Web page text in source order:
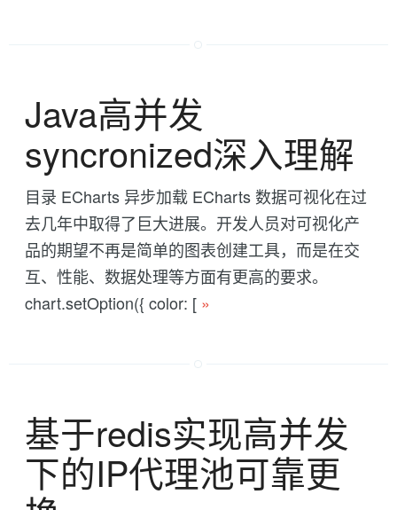
Java高并发
syncronized深入理解
目录 ECharts 异步加载 ECharts 数据可视化在过
去几年中取得了巨大进展。开发人员对可视化产
品的期望不再是简单的图表创建工具，而是在交
互、性能、数据处理等方面有更高的要求。
chart.setOption({ color: [ »
基于redis实现高并发
下的IP代理池可靠更